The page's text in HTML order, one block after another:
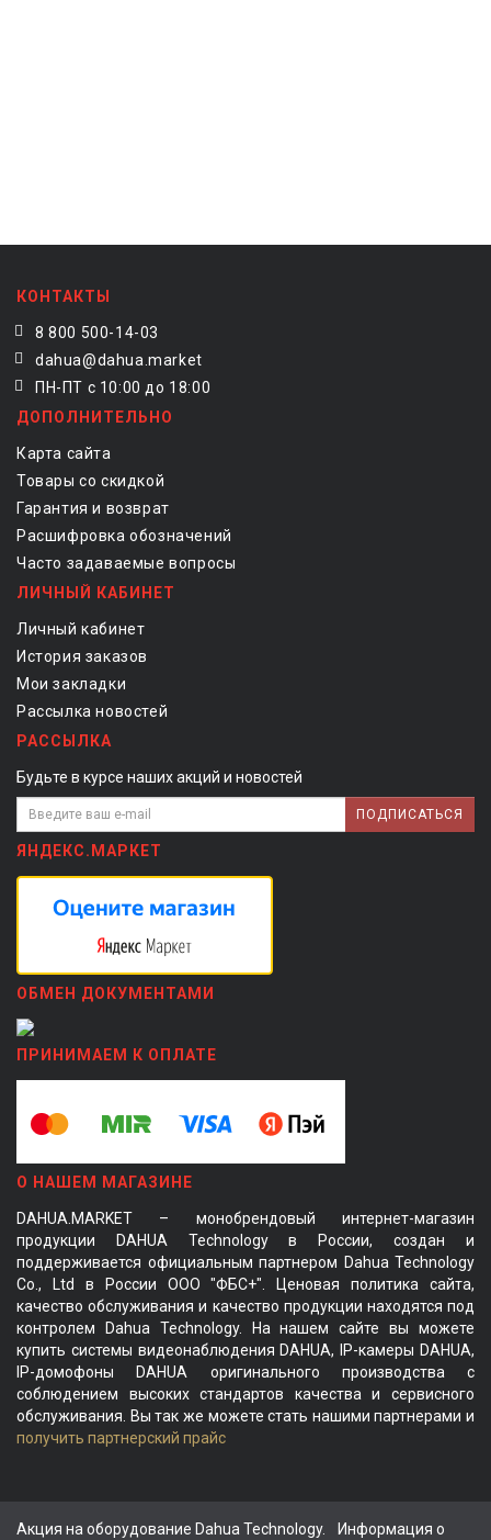
КОНТАКТЫ
8 800 500-14-03
dahua@dahua.market
ПН-ПТ с 10:00 до 18:00
ДОПОЛНИТЕЛЬНО
Карта сайта
Товары со скидкой
Гарантия и возврат
Расшифровка обозначений
Часто задаваемые вопросы
ЛИЧНЫЙ КАБИНЕТ
Личный кабинет
История заказов
Мои закладки
Рассылка новостей
РАССЫЛКА
Будьте в курсе наших акций и новостей
ПОДПИСАТЬСЯ
ЯНДЕКС.МАРКЕТ
ОБМЕН ДОКУМЕНТАМИ
ПРИНИМАЕМ К ОПЛАТЕ
О НАШЕМ МАГАЗИНЕ
DAHUA.MARKET – монобрендовый интернет-магазин
продукции DAHUA Technology в России, создан и
поддерживается официальным партнером Dahua Technology
Co., Ltd в России ООО "ФБС+". Ценовая политика сайта,
качество обслуживания и качество продукции находятся под
контролем Dahua Technology. На нашем сайте вы можете
купить системы видеонаблюдения DAHUA, IP-камеры DAHUA,
IP-домофоны DAHUA оригинального производства с
соблюдением высоких стандартов качества и сервисного
обслуживания. Вы так же можете стать нашими партнерами и
получить партнерский прайс
Акция на оборудование Dahua Technology. Информация о